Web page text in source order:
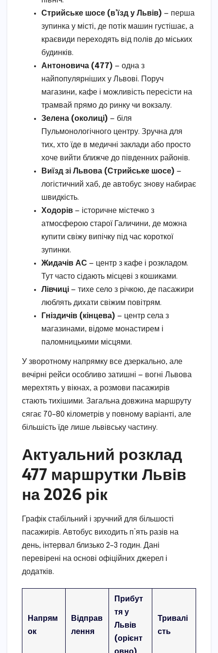
Стрийське шосе (в’їзд у Львів) — перша
зупинка у місті, де потік машин густішає, а
краєвиди переходять від полів до міських
будинків.
Антоновича (477) — одна з
найпопулярніших у Львові. Поруч
магазини, кафе і можливість пересісти на
трамвай прямо до ринку чи вокзалу.
Зелена (околиці) — біля
Пульмонологічного центру. Зручна для
тих, хто їде в медичні заклади або просто
хоче вийти ближче до південних районів.
Виїзд зі Львова (Стрийське шосе) —
логістичний хаб, де автобус знову набирає
швидкість.
Ходорів — історичне містечко з
атмосферою старої Галичини, де можна
купити свіжу випічку під час короткої
зупинки.
Жидачів АС — центр з кафе і розкладом.
Тут часто сідають місцеві з кошиками.
Лівчиці — тихе село з річкою, де пасажири
люблять дихати свіжим повітрям.
Гніздичів (кінцева) — центр села з
магазинами, відоме монастирем і
паломницькими місцями.
У зворотному напрямку все дзеркально, але
вечірні рейси особливо затишні — вогні Львова
мерехтять у вікнах, а розмови пасажирів
стають тихішими. Загальна довжина маршруту
сягає 70–80 кілометрів у повному варіанті, але
більшість їде лише львівську частину.
Актуальний розклад
477 маршрутки Львів
на 2026 рік
Графік стабільний і зручний для більшості
пасажирів. Автобус виходить п’ять разів на
день, інтервал близько 2–3 годин. Дані
перевірені на основі офіційних джерел і
додатків.
Напрям
ок
Відправ
лення
Прибут
тя у
Львів
(орієнт
Тривалі
сть